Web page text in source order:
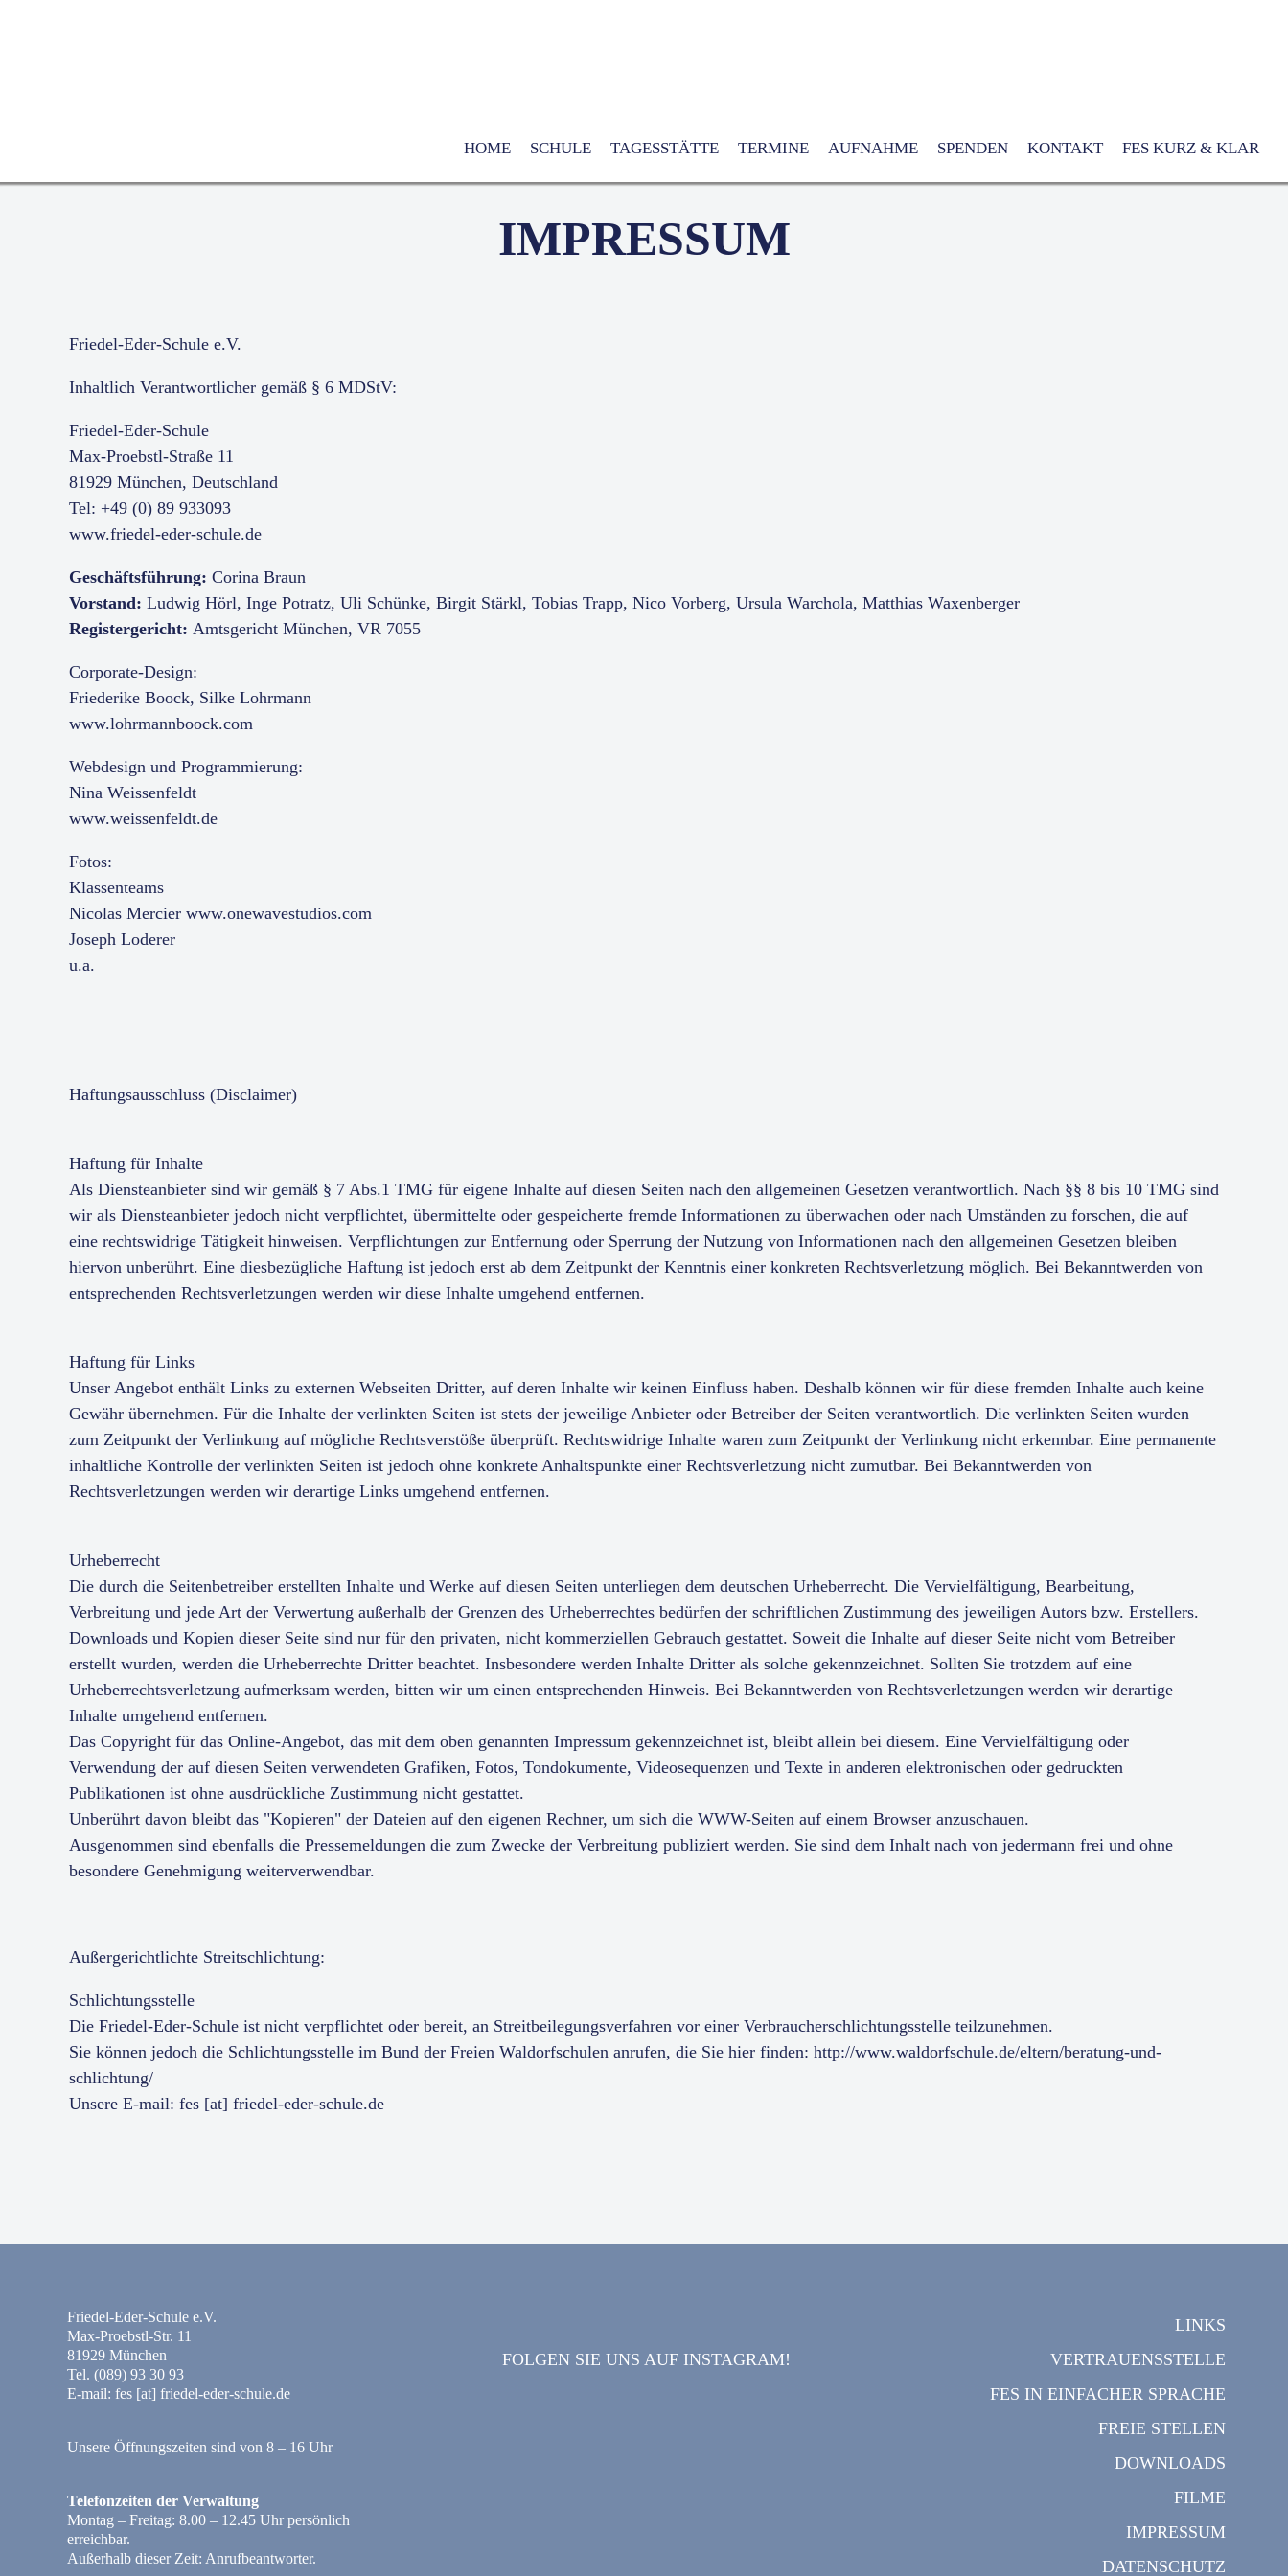
HOME SCHULE TAGESSTÄTTE TERMINE AUFNAHME SPENDEN KONTAKT FES KURZ & KLAR
IMPRESSUM
Friedel-Eder-Schule e.V.
Inhaltlich Verantwortlicher gemäß § 6 MDStV:
Friedel-Eder-Schule
Max-Proebstl-Straße 11
81929 München, Deutschland
Tel: +49 (0) 89 933093
www.friedel-eder-schule.de
Geschäftsführung: Corina Braun
Vorstand: Ludwig Hörl, Inge Potratz, Uli Schünke, Birgit Stärkl, Tobias Trapp, Nico Vorberg, Ursula Warchola, Matthias Waxenberger
Registergericht: Amtsgericht München, VR 7055
Corporate-Design:
Friederike Boock, Silke Lohrmann
www.lohrmannboock.com
Webdesign und Programmierung:
Nina Weissenfeldt
www.weissenfeldt.de
Fotos:
Klassenteams
Nicolas Mercier www.onewavestudios.com
Joseph Loderer
u.a.
Haftungsausschluss (Disclaimer)
Haftung für Inhalte
Als Diensteanbieter sind wir gemäß § 7 Abs.1 TMG für eigene Inhalte auf diesen Seiten nach den allgemeinen Gesetzen verantwortlich. Nach §§ 8 bis 10 TMG sind
wir als Diensteanbieter jedoch nicht verpflichtet, übermittelte oder gespeicherte fremde Informationen zu überwachen oder nach Umständen zu forschen, die auf
eine rechtswidrige Tätigkeit hinweisen. Verpflichtungen zur Entfernung oder Sperrung der Nutzung von Informationen nach den allgemeinen Gesetzen bleiben
hiervon unberührt. Eine diesbezügliche Haftung ist jedoch erst ab dem Zeitpunkt der Kenntnis einer konkreten Rechtsverletzung möglich. Bei Bekanntwerden von
entsprechenden Rechtsverletzungen werden wir diese Inhalte umgehend entfernen.
Haftung für Links
Unser Angebot enthält Links zu externen Webseiten Dritter, auf deren Inhalte wir keinen Einfluss haben. Deshalb können wir für diese fremden Inhalte auch keine
Gewähr übernehmen. Für die Inhalte der verlinkten Seiten ist stets der jeweilige Anbieter oder Betreiber der Seiten verantwortlich. Die verlinkten Seiten wurden
zum Zeitpunkt der Verlinkung auf mögliche Rechtsverstöße überprüft. Rechtswidrige Inhalte waren zum Zeitpunkt der Verlinkung nicht erkennbar. Eine permanente
inhaltliche Kontrolle der verlinkten Seiten ist jedoch ohne konkrete Anhaltspunkte einer Rechtsverletzung nicht zumutbar. Bei Bekanntwerden von
Rechtsverletzungen werden wir derartige Links umgehend entfernen.
Urheberrecht
Die durch die Seitenbetreiber erstellten Inhalte und Werke auf diesen Seiten unterliegen dem deutschen Urheberrecht. Die Vervielfältigung, Bearbeitung,
Verbreitung und jede Art der Verwertung außerhalb der Grenzen des Urheberrechtes bedürfen der schriftlichen Zustimmung des jeweiligen Autors bzw. Erstellers.
Downloads und Kopien dieser Seite sind nur für den privaten, nicht kommerziellen Gebrauch gestattet. Soweit die Inhalte auf dieser Seite nicht vom Betreiber
erstellt wurden, werden die Urheberrechte Dritter beachtet. Insbesondere werden Inhalte Dritter als solche gekennzeichnet. Sollten Sie trotzdem auf eine
Urheberrechtsverletzung aufmerksam werden, bitten wir um einen entsprechenden Hinweis. Bei Bekanntwerden von Rechtsverletzungen werden wir derartige
Inhalte umgehend entfernen.
Das Copyright für das Online-Angebot, das mit dem oben genannten Impressum gekennzeichnet ist, bleibt allein bei diesem. Eine Vervielfältigung oder
Verwendung der auf diesen Seiten verwendeten Grafiken, Fotos, Tondokumente, Videosequenzen und Texte in anderen elektronischen oder gedruckten
Publikationen ist ohne ausdrückliche Zustimmung nicht gestattet.
Unberührt davon bleibt das "Kopieren" der Dateien auf den eigenen Rechner, um sich die WWW-Seiten auf einem Browser anzuschauen.
Ausgenommen sind ebenfalls die Pressemeldungen die zum Zwecke der Verbreitung publiziert werden. Sie sind dem Inhalt nach von jedermann frei und ohne
besondere Genehmigung weiterverwendbar.
Außergerichtlichte Streitschlichtung:
Schlichtungsstelle
Die Friedel-Eder-Schule ist nicht verpflichtet oder bereit, an Streitbeilegungsverfahren vor einer Verbraucherschlichtungsstelle teilzunehmen.
Sie können jedoch die Schlichtungsstelle im Bund der Freien Waldorfschulen anrufen, die Sie hier finden: http://www.waldorfschule.de/eltern/beratung-und-
schlichtung/
Unsere E-mail: fes [at] friedel-eder-schule.de
Friedel-Eder-Schule e.V.
Max-Proebstl-Str. 11
81929 München
Tel. (089) 93 30 93
E-mail: fes [at] friedel-eder-schule.de
Unsere Öffnungszeiten sind von 8 – 16 Uhr
Telefonzeiten der Verwaltung
Montag – Freitag: 8.00 – 12.45 Uhr persönlich
erreichbar.
Außerhalb dieser Zeit: Anrufbeantworter.
FOLGEN SIE UNS AUF INSTAGRAM!
LINKS
VERTRAUENSSTELLE
FES IN EINFACHER SPRACHE
FREIE STELLEN
DOWNLOADS
FILME
IMPRESSUM
DATENSCHUTZ